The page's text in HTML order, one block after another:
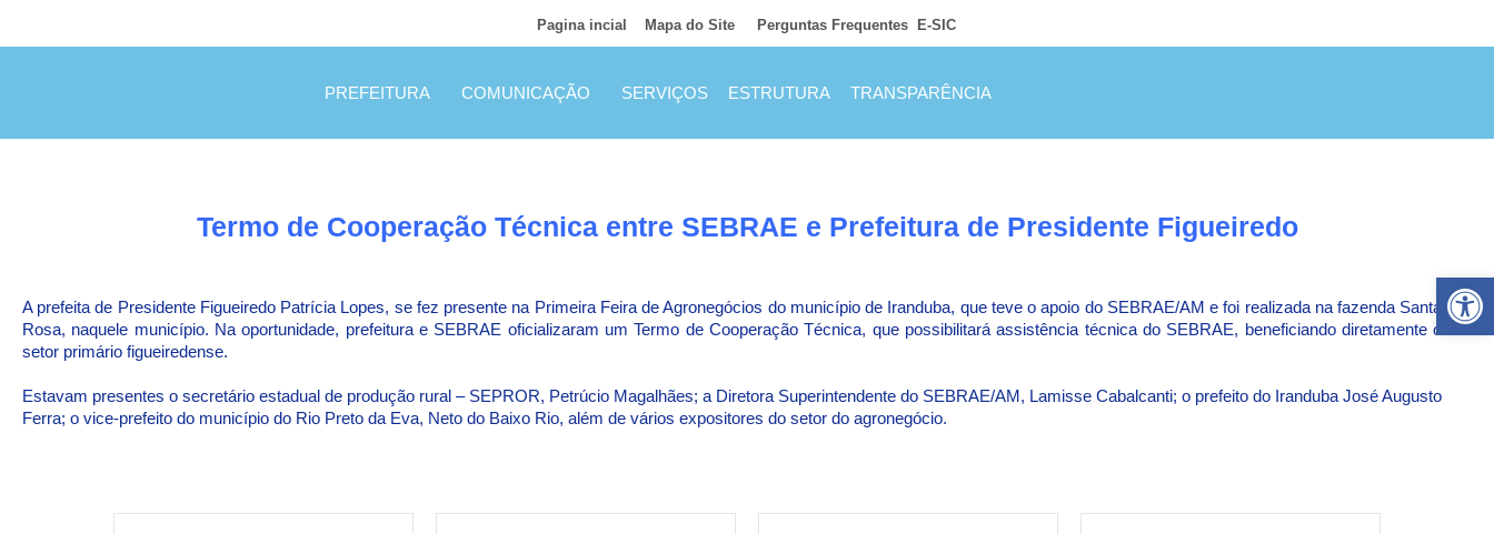
Pagina incial Mapa do Site Perguntas Frequentes E-SIC
PREFEITURA COMUNICAÇÃO SERVIÇOS ESTRUTURA TRANSPARÊNCIA
Termo de Cooperação Técnica entre SEBRAE e Prefeitura de Presidente Figueiredo
A prefeita de Presidente Figueiredo Patrícia Lopes, se fez presente na Primeira Feira de Agronegócios do município de Iranduba, que teve o apoio do SEBRAE/AM e foi realizada na fazenda Santa
Rosa, naquele município. Na oportunidade, prefeitura e SEBRAE oficializaram um Termo de Cooperação Técnica, que possibilitará assistência técnica do SEBRAE, beneficiando diretamente o
setor primário figueiredense.
Estavam presentes o secretário estadual de produção rural – SEPROR, Petrúcio Magalhães; a Diretora Superintendente do SEBRAE/AM, Lamisse Cabalcanti; o prefeito do Iranduba José Augusto
Ferra; o vice-prefeito do município do Rio Preto da Eva, Neto do Baixo Rio, além de vários expositores do setor do agronegócio.